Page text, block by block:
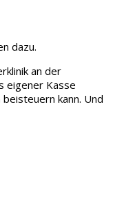
dazu.
an der
eigener Kasse
kann. Und